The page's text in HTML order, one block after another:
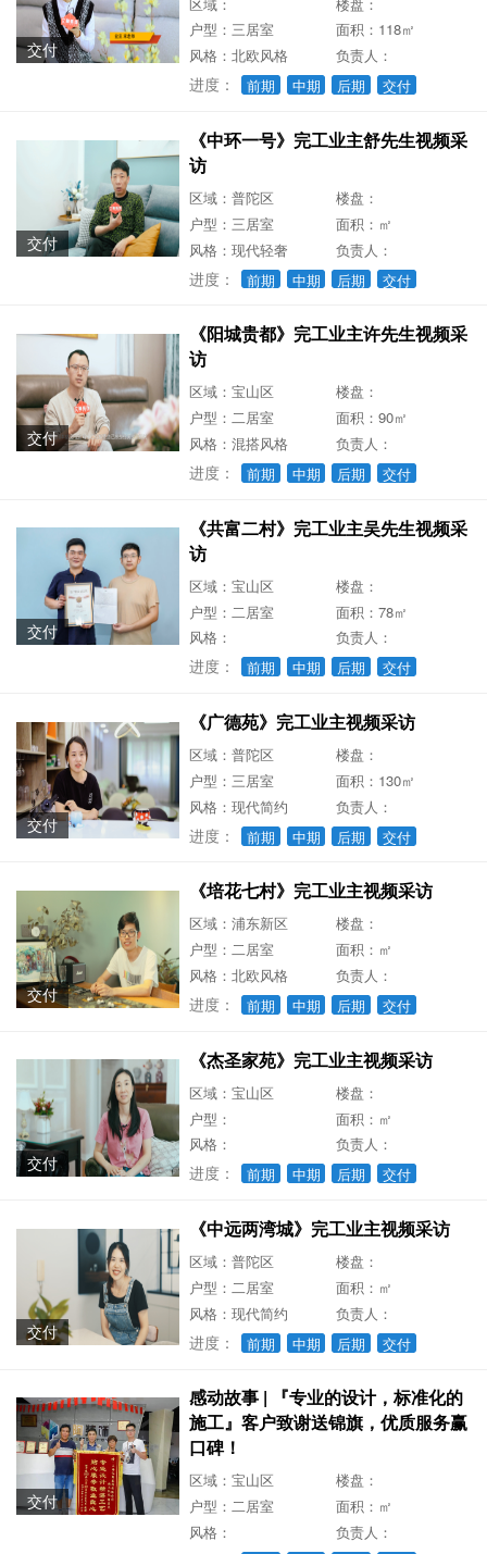
交付
户型：三居室
面积：118㎡
风格：北欧风格
负责人：
进度： 前期 中期 后期 交付
交付
《中环一号》完工业主舒先生视频采
访
区域：普陀区
楼盘：
户型：三居室
面积：㎡
风格：现代轻奢
负责人：
进度： 前期 中期 后期 交付
交付
《阳城贵都》完工业主许先生视频采
访
区域：宝山区
楼盘：
户型：二居室
面积：90㎡
风格：混搭风格
负责人：
进度： 前期 中期 后期 交付
交付
《共富二村》完工业主吴先生视频采
访
区域：宝山区
楼盘：
户型：二居室
面积：78㎡
风格：
负责人：
进度： 前期 中期 后期 交付
交付
《广德苑》完工业主视频采访
区域：普陀区
楼盘：
户型：三居室
面积：130㎡
风格：现代简约
负责人：
进度： 前期 中期 后期 交付
交付
《培花七村》完工业主视频采访
区域：浦东新区
楼盘：
户型：二居室
面积：㎡
风格：北欧风格
负责人：
进度： 前期 中期 后期 交付
交付
《杰圣家苑》完工业主视频采访
区域：宝山区
楼盘：
户型：
面积：㎡
风格：
负责人：
进度： 前期 中期 后期 交付
交付
《中远两湾城》完工业主视频采访
区域：普陀区
楼盘：
户型：二居室
面积：㎡
风格：现代简约
负责人：
进度： 前期 中期 后期 交付
交付
感动故事 | 『专业的设计，标准化的
施工』客户致谢送锦旗，优质服务赢
口碑！
区域：宝山区
楼盘：
户型：二居室
面积：㎡
风格：
负责人：